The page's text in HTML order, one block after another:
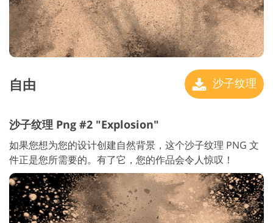
自由 沙子纹理
沙子纹理 Png #2 "Explosion"
如果您想为您的设计创建自然背景，这个沙子纹理 PNG 文
件正是您所需要的。有了它，您的作品会令人惊叹！